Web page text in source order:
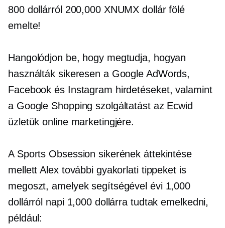
800 dollárról 200,000 XNUMX dollár fölé
emelte!
Hangolódjon be, hogy megtudja, hogyan
használták sikeresen a Google AdWords,
Facebook és Instagram hirdetéseket, valamint
a Google Shopping szolgáltatást az Ecwid
üzletük online marketingjére.
A Sports Obsession sikerének áttekintése
mellett Alex további gyakorlati tippeket is
megoszt, amelyek segítségével évi 1,000
dollárról napi 1,000 dollárra tudtak emelkedni,
például: